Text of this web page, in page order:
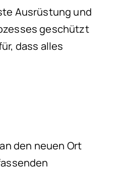
Ausrüstung und
geschützt
dass alles
den neuen Ort